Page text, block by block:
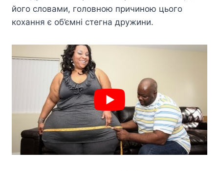
його словами, головною причиною цього
кохання є об’ємні стегна дружини.